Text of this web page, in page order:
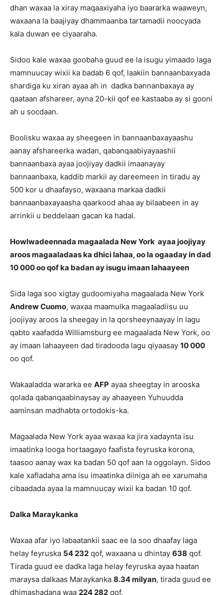
dhan waxaa la xiray maqaaxiyaha iyo baararka waaweyn,
waxaana la baajiyay dhammaanba tartamadii noocyada
kala duwan ee ciyaaraha.
Sidoo kale waxaa goobaha guud ee la isugu yimaado laga
mamnuucay wixii ka badab 6 qof, laakiin bannaanbaxyada
shardiga ku xiran ayaa ah in dadka bannanbaxaya ay
qaataan afshareer, ayna 20-kii qof ee kastaaba ay si gooni
ah u socdaan.
Boolisku waxaa ay sheegeen in bannaanbaxayaashu
aanay afshareerka wadan, qabanqaabiyayaashii
bannaanbaxa ayaa joojiyay dadkii imaanayay
bannaanbaxa, kaddib markii ay dareemeen in tiradu ay
500 kor u dhaafayso, waxaana markaa dadkii
bannaanbaxayaasha qaarkood ahaa ay bilaabeen in ay
arrinkii u beddelaan gacan ka hadal.
Howlwadeennada magaalada New York ayaa joojiyay
aroos magaaladaas ka dhici lahaa, oo la ogaaday in dad
10 000 oo qof ka badan ay isugu imaan lahaayeen
Sida laga soo xigtay gudoomiyaha magaalada New York
Andrew Cuomo, waxaa maamulka magaaladiisu uu
joojiyay aroos la sheegay in la qorsheeynaayay in lagu
qabto xaafadda Williamsburg ee magaalada New York, oo
ay imaan lahaayeen dad tiradooda lagu qiyaasay 10 000
oo qof.
Wakaaladda wararka ee AFP ayaa sheegtay in arooska
qolada qabanqaabinaysay ay ahaayeen Yuhuudda
aaminsan madhabta ortodokis-ka.
Magaalada New York ayaa waxaa ka jira xadaynta isu
imaatinka looga hortaagayo faafista feyruska korona,
taasoo aanay wax ka badan 50 qof aan la oggolayn. Sidoo
kale xafladaha ama isu imaatinka diiniga ah ee xarumaha
cibaadada ayaa la mamnuucay wixii ka badan 10 qof.
Dalka Maraykanka
Waxaa afar iyo labaatankii saac ee la soo dhaafay laga
helay feyruska 54 232 qof, waxaana u dhintay 638 qof.
Tirada guud ee dadka laga helay feyruska ayaa haatan
maraysa dalkaas Maraykanka 8.34 milyan, tirada guud ee
dhimashadana waa 224 282 qof.